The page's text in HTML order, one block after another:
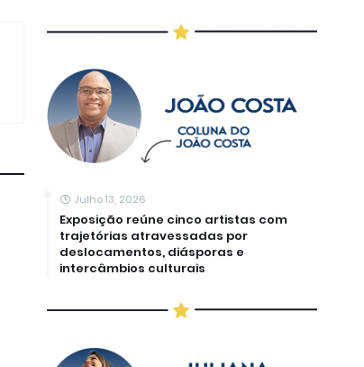
Julho 13, 2026
Exposição reúne cinco artistas com
trajetórias atravessadas por
deslocamentos, diásporas e
intercâmbios culturais